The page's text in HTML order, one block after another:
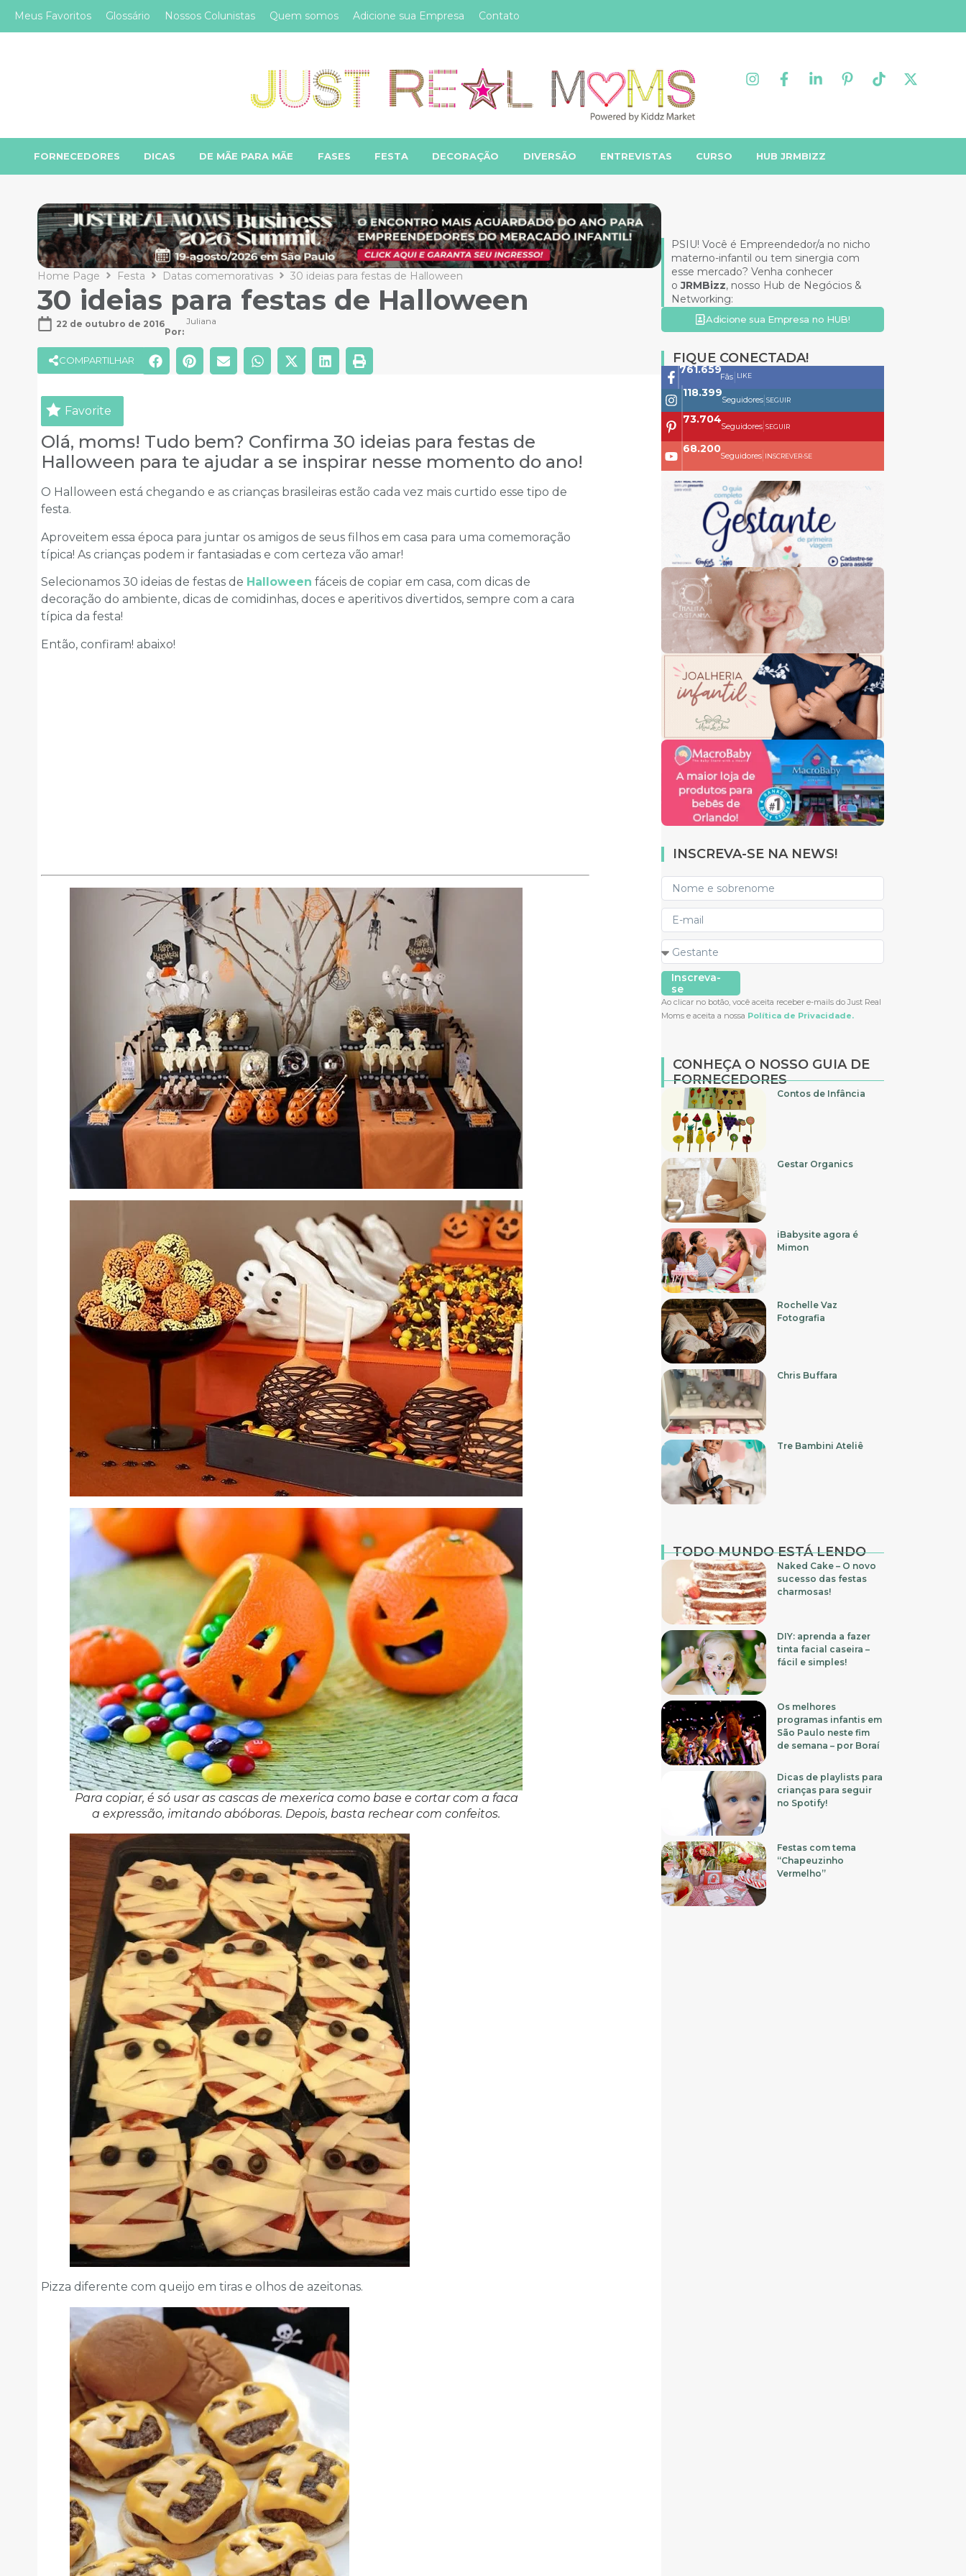
Meus Favoritos Glossário Nossos Colunistas Quem somos Adicione sua Empresa Contato
FORNECEDORES DICAS DE MÃE PARA MÃE FASES FESTA DECORAÇÃO DIVERSÃO ENTREVISTAS CURSO HUB JRMBIZZ
Home Page Festa Datas comemorativas 30 ideias para festas de Halloween
30 ideias para festas de Halloween
22 de outubro de 2016
Por:
Juliana
COMPARTILHAR
Favorite
Olá, moms! Tudo bem? Confirma 30 ideias para festas de
Halloween para te ajudar a se inspirar nesse momento do ano!
O Halloween está chegando e as crianças brasileiras estão cada vez mais curtido esse tipo de
festa.
Aproveitem essa época para juntar os amigos de seus filhos em casa para uma comemoração
típica! As crianças podem ir fantasiadas e com certeza vão amar!
Selecionamos 30 ideias de festas de Halloween fáceis de copiar em casa, com dicas de
decoração do ambiente, dicas de comidinhas, doces e aperitivos divertidos, sempre com a cara
típica da festa!
Então, confiram! abaixo!
Para copiar, é só usar as cascas de mexerica como base e cortar com a faca
a expressão, imitando abóboras. Depois, basta rechear com confeitos.
Pizza diferente com queijo em tiras e olhos de azeitonas.
PSIU! Você é Empreendedor/a no nicho
materno-infantil ou tem sinergia com
esse mercado? Venha conhecer
oJRMBizz, nosso Hub de Negócios &
Networking:
Adicione sua Empresa no HUB!
FIQUE CONECTADA!
761.659
Fãs LIKE
118.399
Seguidores| SEGUIR
73.704
Seguidores| SEGUIR
68.200
Seguidores| INSCREVER-SE
INSCREVA-SE NA NEWS!
Inscreva-
se
Ao clicar no botão, você aceita receber e-mails do Just Real
Moms e aceita a nossa Política de Privacidade.
CONHEÇA O NOSSO GUIA DE
FORNECEDORES
Contos de Infância
Gestar Organics
iBabysite agora é
Mimon
Rochelle Vaz
Fotografia
Chris Buffara
Tre Bambini Ateliê
TODO MUNDO ESTÁ LENDO
Naked Cake – O novo
sucesso das festas
charmosas!
DIY: aprenda a fazer
tinta facial caseira –
fácil e simples!
Os melhores
programas infantis em
São Paulo neste fim
de semana – por Boraí
Dicas de playlists para
crianças para seguir
no Spotify!
Festas com tema
“Chapeuzinho
Vermelho”